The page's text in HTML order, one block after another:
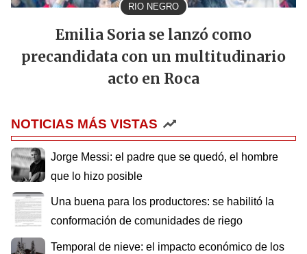
RIO NEGRO
Emilia Soria se lanzó como
precandidata con un multitudinario
acto en Roca
NOTICIAS MÁS VISTAS
Jorge Messi: el padre que se quedó, el hombre
que lo hizo posible
Una buena para los productores: se habilitó la
conformación de comunidades de riego
Temporal de nieve: el impacto económico de los